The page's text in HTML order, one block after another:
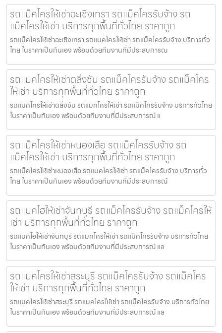
รถแม็คโครให้เช่าฉะเชิงเทรา รถแม็คโครรับจ้าง รถ
แม็คโครให้เช่า บริการทุกพื้นที่ทั่วไทย ราคาถูก
รถแม็คโครให้เช่าฉะเชิงเทรา รถแมคโครให้เช่า รถแม็คโครรับจ้าง บริการทั่ว
ไทย ในราคาเป็นกันเอง พร้อมด้วยทีมงานที่มีประสบการณ
รถแมคโครให้เช่าตลิ่งชัน รถแม็คโครรับจ้าง รถแม็คโคร
ให้เช่า บริการทุกพื้นที่ทั่วไทย ราคาถูก
รถแมคโครให้เช่าตลิ่งชัน รถแมคโครให้เช่า รถแม็คโครรับจ้าง บริการทั่วไทย
ในราคาเป็นกันเอง พร้อมด้วยทีมงานที่มีประสบการณ์ แ
รถแม็คโครให้เช่าหนองเสือ รถแม็คโครรับจ้าง รถ
แม็คโครให้เช่า บริการทุกพื้นที่ทั่วไทย ราคาถูก
รถแม็คโครให้เช่าหนองเสือ รถแมคโครให้เช่า รถแม็คโครรับจ้าง บริการทั่ว
ไทย ในราคาเป็นกันเอง พร้อมด้วยทีมงานที่มีประสบการณ์
รถแบคโฮให้เช่าจันทบุรี รถแม็คโครรับจ้าง รถแม็คโครให้
เช่า บริการทุกพื้นที่ทั่วไทย ราคาถูก
รถแบคโฮให้เช่าจันทบุรี รถแมคโครให้เช่า รถแม็คโครรับจ้าง บริการทั่วไทย
ในราคาเป็นกันเอง พร้อมด้วยทีมงานที่มีประสบการณ์ แล
รถแมคโครให้เช่าสระบุรี รถแม็คโครรับจ้าง รถแม็คโคร
ให้เช่า บริการทุกพื้นที่ทั่วไทย ราคาถูก
รถแมคโครให้เช่าสระบุรี รถแมคโครให้เช่า รถแม็คโครรับจ้าง บริการทั่วไทย
ในราคาเป็นกันเอง พร้อมด้วยทีมงานที่มีประสบการณ์ แล